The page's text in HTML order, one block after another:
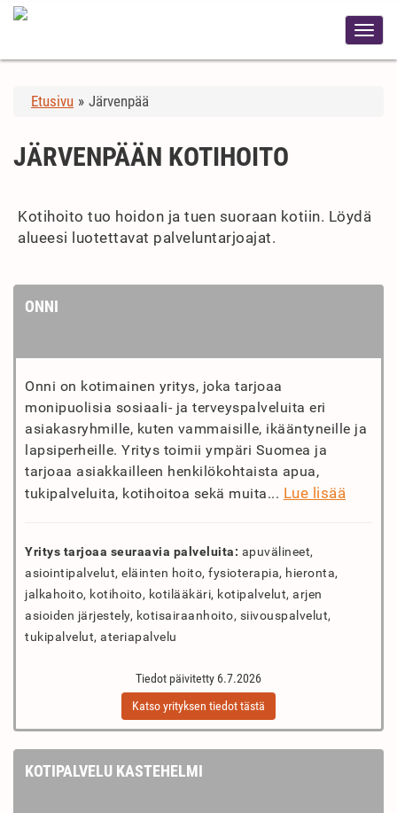
Etusivu » Järvenpää
JÄRVENPÄÄN KOTIHOITO
Kotihoito tuo hoidon ja tuen suoraan kotiin. Löydä
alueesi luotettavat palveluntarjoajat.
ONNI
Onni on kotimainen yritys, joka tarjoaa
monipuolisia sosiaali- ja terveyspalveluita eri
asiakasryhmille, kuten vammaisille, ikääntyneille ja
lapsiperheille. Yritys toimii ympäri Suomea ja
tarjoaa asiakkailleen henkilökohtaista apua,
tukipalveluita, kotihoitoa sekä muita... Lue lisää
Yritys tarjoaa seuraavia palveluita: apuvälineet,
asiointipalvelut, eläinten hoito, fysioterapia, hieronta,
jalkahoito, kotihoito, kotilääkäri, kotipalvelut, arjen
asioiden järjestely, kotisairaanhoito, siivouspalvelut,
tukipalvelut, ateriapalvelu
Tiedot päivitetty 6.7.2026
Katso yrityksen tiedot tästä
KOTIPALVELU KASTEHELMI